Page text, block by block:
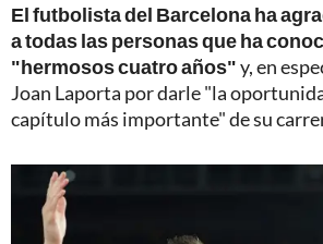
El futbolista del Barcelona ha
a todas las personas que ha
"hermosos cuatro años"y, en
Joan Laporta por darle "la
capítulo más importante" de su